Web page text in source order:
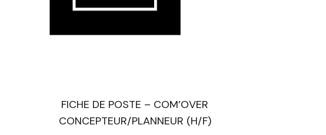
FICHE DE POSTE – COM’OVER
CONCEPTEUR/PLANNEUR (H/F)